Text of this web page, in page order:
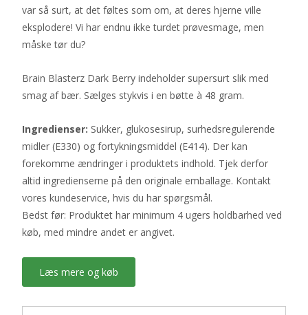
var så surt, at det føltes som om, at deres hjerne ville
eksplodere! Vi har endnu ikke turdet prøvesmage, men
måske tør du?
Brain Blasterz Dark Berry indeholder supersurt slik med
smag af bær. Sælges stykvis i en bøtte à 48 gram.
Ingredienser: Sukker, glukosesirup, surhedsregulerende
midler (E330) og fortykningsmiddel (E414). Der kan
forekomme ændringer i produktets indhold. Tjek derfor
altid ingredienserne på den originale emballage. Kontakt
vores kundeservice, hvis du har spørgsmål.
Bedst før: Produktet har minimum 4 ugers holdbarhed ved
køb, med mindre andet er angivet.
Læs mere og køb